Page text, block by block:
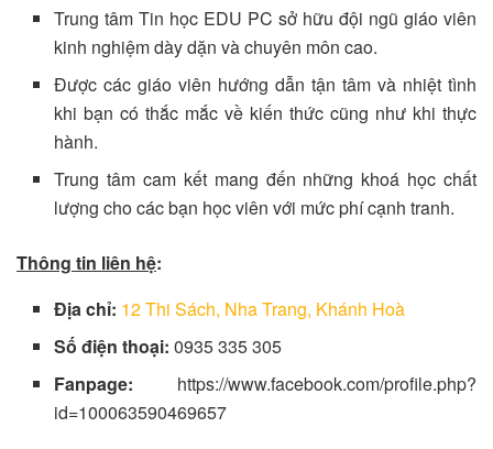
Trung tâm Tin học EDU PC sở hữu đội ngũ giáo viên
kinh nghiệm dày dặn và chuyên môn cao.
Được các giáo viên hướng dẫn tận tâm và nhiệt tình
khi bạn có thắc mắc về kiến thức cũng như khi thực
hành.
Trung tâm cam kết mang đến những khoá học chất
lượng cho các bạn học viên với mức phí cạnh tranh.
Thông tin liên hệ:
Địa chỉ: 12 Thi Sách, Nha Trang, Khánh Hoà
Số điện thoại:0935 335 305
Fanpage: https://www.facebook.com/profile.php?
id=100063590469657